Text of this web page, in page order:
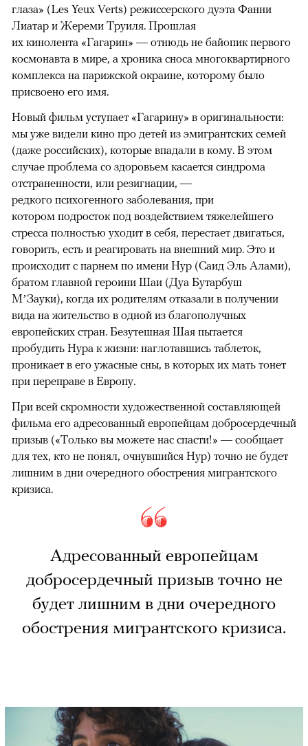
глаза» (Les Yeux Verts) режиссерского дуэта Фанни
Лиатар и Жереми Труиля. Прошлая
их кинолента «Гагарин» — отнюдь не байопик первого
космонавта в мире, а хроника сноса многоквартирного
комплекса на парижской окраине, которому было
присвоено его имя.
Новый фильм уступает «Гагарину» в оригинальности:
мы уже видели кино про детей из эмигрантских семей
(даже российских), которые впадали в кому. В этом
случае проблема со здоровьем касается синдрома
отстраненности, или резигнации, —
редкого психогенного заболевания, при
котором подросток под воздействием тяжелейшего
стресса полностью уходит в себя, перестает двигаться,
говорить, есть и реагировать на внешний мир. Это и
происходит с парнем по имени Нур (Саид Эль Алами),
братом главной героини Шаи (Дуа Бутарбуш
М’Зауки), когда их родителям отказали в получении
вида на жительство в одной из благополучных
европейских стран. Безутешная Шая пытается
пробудить Нура к жизни: наглотавшись таблеток,
проникает в его ужасные сны, в которых их мать тонет
при переправе в Европу.
При всей скромности художественной составляющей
фильма его адресованный европейцам добросердечный
призыв («Только вы можете нас спасти!» — сообщает
для тех, кто не понял, очнувшийся Нур) точно не будет
лишним в дни очередного обострения мигрантского
кризиса.
Адресованный европейцам
добросердечный призыв точно не
будет лишним в дни очередного
обострения мигрантского кризиса.